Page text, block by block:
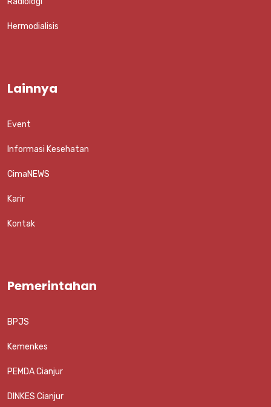
Hermodialisis
Lainnya
Event
Informasi Kesehatan
CimaNEWS
Karir
Kontak
Pemerintahan
BPJS
Kemenkes
PEMDA Cianjur
DINKES Cianjur